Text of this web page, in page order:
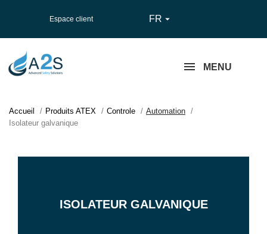
Espace client FR 
MENU
Accueil Produits ATEX Controle
Automation
Isolateur galvanique
ISOLATEUR GALVANIQUE